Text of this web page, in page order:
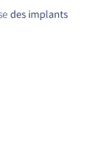
des implants